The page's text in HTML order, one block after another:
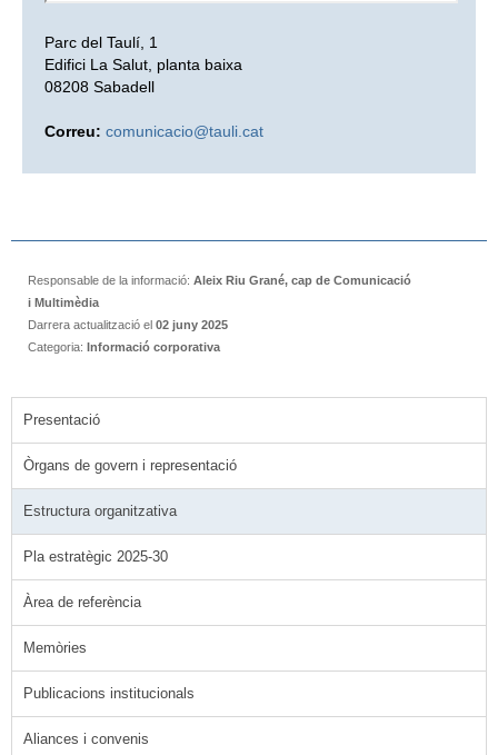
Parc del Taulí, 1
Edifici La Salut, planta baixa
08208 Sabadell
Correu: comunicacio@tauli.cat
Responsable de la informació: Aleix Riu Grané, cap de Comunicació
i Multimèdia
Darrera actualització el 02 juny 2025
Categoria: Informació corporativa
Presentació
Òrgans de govern i representació
Estructura organitzativa
Pla estratègic 2025-30
Àrea de referència
Memòries
Publicacions institucionals
Aliances i convenis